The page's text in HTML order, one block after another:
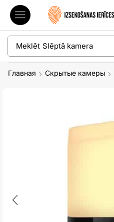
Meklēt Slēptā kamera
Главная Скрытые камеры